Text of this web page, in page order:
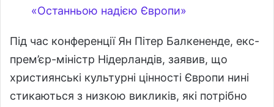
«Останньою надією Європи»
Під час конференції Ян Пітер Балкененде, екс-
прем’єр-міністр Нідерландів, заявив, що
християнські культурні цінності Європи нині
стикаються з низкою викликів, які потрібно